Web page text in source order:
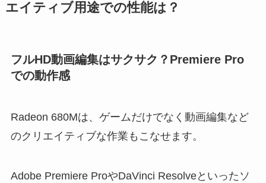
エイティブ用途での性能は？
フルHD動画編集はサクサク？Premiere Pro
での動作感
Radeon 680Mは、ゲームだけでなく動画編集など
のクリエイティブな作業もこなせます。
Adobe Premiere ProやDaVinci Resolveといったソ